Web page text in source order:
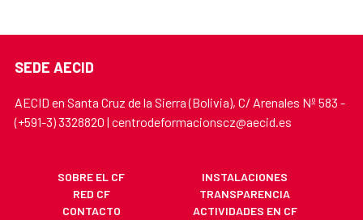
SEDE AECID
AECID en Santa Cruz de la Sierra (Bolivia), C/ Arenales Nº 583 -
(+591-3) 3328820 | centrodeformacionscz@aecid.es
SOBRE EL CF
INSTALACIONES
RED CF
TRANSPARENCIA
CONTACTO
ACTIVIDADES EN CF